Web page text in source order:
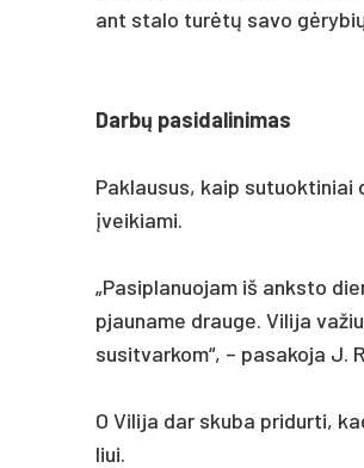
ant sta­lo turėtų sa­vo
Darbų pa­si­da­li­ni­mas
Pak­lau­sus, kaip
įvei­kia­mi.
„Pa­sip­la­nuo­jam iš anks­to
pjau­na­me drau­ge. Vi­li­ja
su­si­tvar­ko­m“, – pa­sa­ko­ja J.
O Vi­li­ja dar sku­ba pri­dur­ti,
liui.